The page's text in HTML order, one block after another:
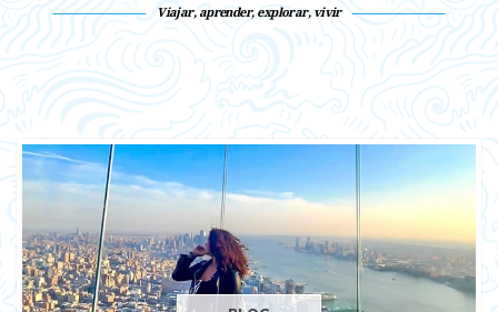
Viajar, aprender, explorar, vivir